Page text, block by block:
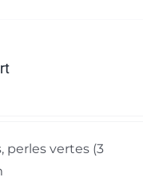
perles vertes (3